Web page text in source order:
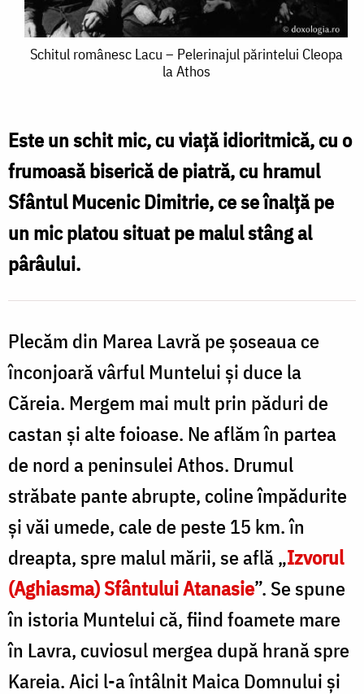
Schitul
–
Pelerinajul
părintelui
Cleopa
la
Schitul românesc Lacu – Pelerinajul părintelui Cleopa
la Athos
Este un schit mic, cu viaţă idioritmică, cu o
frumoasă biserică de piatră, cu hramul
Sfântul Mucenic Dimitrie, ce se înalţă pe
un mic platou situat pe malul stâng al
pârâului.
Plecăm din Marea Lavră pe şoseaua ce
înconjoară vârful Muntelui şi duce la
Căreia. Mergem mai mult prin păduri de
castan şi alte foioase. Ne aflăm în partea
de nord a peninsulei Athos. Drumul
străbate pante abrupte, coline împădurite
şi văi umede, cale de peste 15 km. în
dreapta, spre malul mării, se află „Izvorul
(Aghiasma) Sfântului Atanasie”. Se spune
în istoria Muntelui că, fiind foamete mare
în Lavra, cuviosul mergea după hrană spre
Kareia. Aici l-a întâlnit Maica Domnului şi